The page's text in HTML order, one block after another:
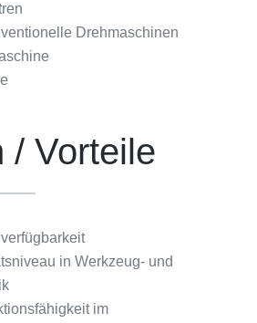
Drehmaschinen
/ Vorteile
in Werkzeug- und
im